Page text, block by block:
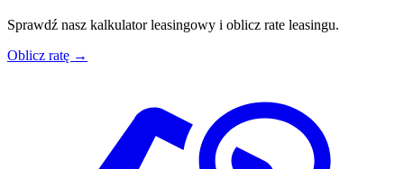
Sprawdź nasz kalkulator leasingowy i oblicz rate leasingu.
Oblicz ratę →